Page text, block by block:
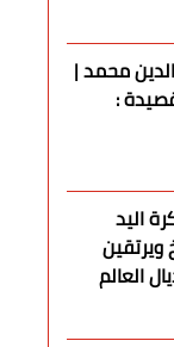
محمد |
:
اليد
ويرتقين
العالم